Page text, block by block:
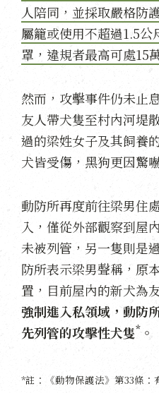
人陪同，並採取嚴格防
屬籠或使用不超過1.5公
罩，違規者最高可處15
然而，攻擊事件仍未止
友人帶犬隻至村內河堤
過的梁姓女子及其飼養
犬皆受傷，黑狗更因驚
動防所再度前往梁男住
入，僅從外部觀察到屋
未被列管，另一隻則是
防所表示梁男聲稱，原
置，目前屋內的新犬為
強制進入私領域，動防
先列管的攻擊性犬隻* 。
*註：《動物保護法》第33條